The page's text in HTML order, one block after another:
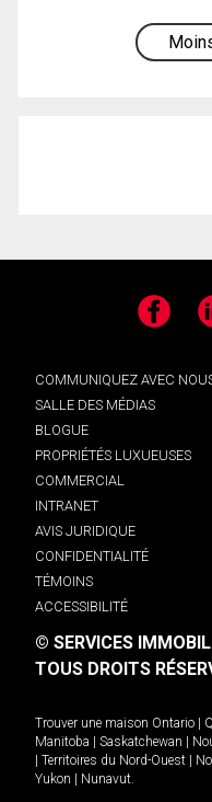
Facebook
COMMUNIQUEZ AVEC
SALLE DES MÉDIAS
BLOGUE
PROPRIÉTÉS LUXUEUSES
COMMERCIAL
INTRANET
AVIS JURIDIQUE
CONFIDENTIALITÉ
TÉMOINS
ACCESSIBILITÉ
© SERVICES
TOUS DROITS
Trouver une maison Ontario
Manitoba
Saskatchewan
Territoires du Nord-Ouest
Yukon
Nunavut.